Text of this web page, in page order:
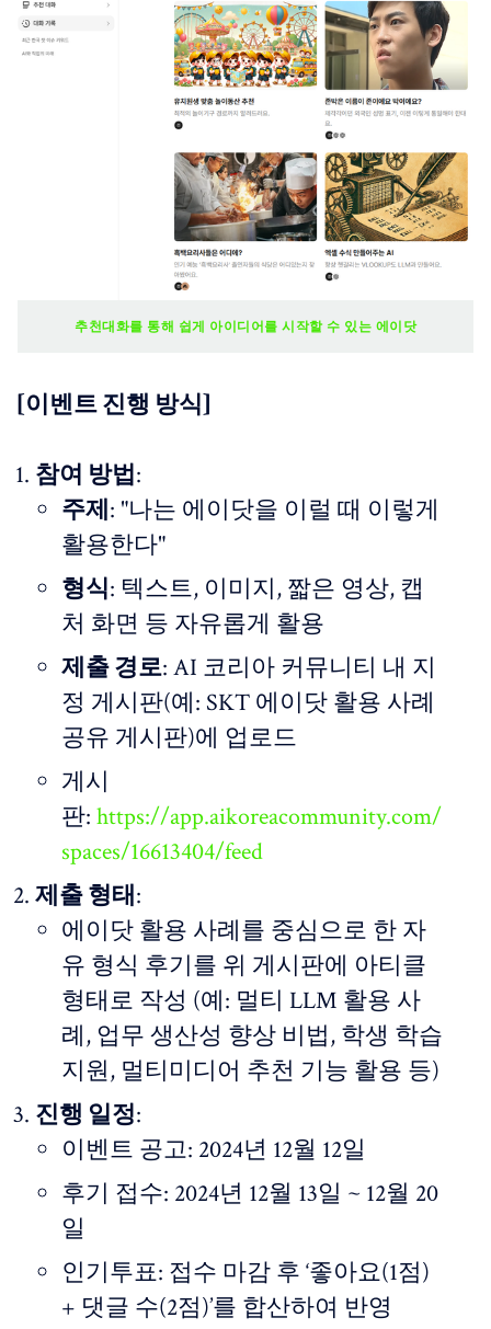
추천대화를 통해 쉽게 아이디어를 시작할 수 있는 에이닷
[이벤트 진행 방식]
참여 방법 :
주제 : "나는 에이닷을 이럴 때 이렇게
활용한다"
형식: 텍스트, 이미지, 짧은 영상, 캡
처 화면 등 자유롭게 활용
제출 경로: AI 코리아 커뮤니티 내 지
정 게시판(예: SKT 에이닷 활용 사례
공유 게시판)에 업로드
게시
판: https://app.aikoreacommunity.com/
spaces/16613404/feed
제출 형태:
에이닷 활용 사례를 중심으로 한 자
유 형식 후기를 위 게시판에 아티클
형태로 작성 (예: 멀티 LLM 활용 사
례, 업무 생산성 향상 비법, 학생 학습
지원, 멀티미디어 추천 기능 활용 등)
진행 일정:
이벤트 공고: 2024년 12월 12일
후기 접수: 2024년 12월 13일 ~ 12월 20
일
인기투표: 접수 마감 후 ‘좋아요(1점)
+ 댓글 수(2점)’를 합산하여 반영